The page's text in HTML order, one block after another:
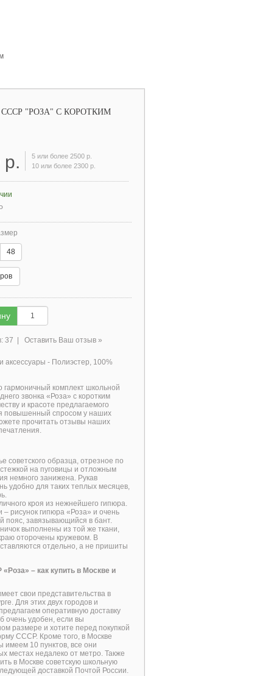
"РОЗА" С КОРОТКИМ
р.
5 или более 2500 р.
10 или более 2300 р.
48
37 Оставить Ваш отзыв »
аксессуары - Полиэстер, 100%
гармоничный комплект школьной
звонка «Роза» с коротким
и красоте предлагаемого
повышенный спросом у наших
прочитать отзывы наших
советского образца, отрезное по
на пуговицы и отложным
немного занижена. Рукав
удобно для таких теплых месяцев,
кроя из нежнейшего гипюра.
рисунок гипюра «Роза» и очень
пояс, завязывающийся в бант.
выполнены из той же ткани,
оторочены кружевом. В
отдельно, а не пришиты
«Роза» – как купить в Москве и
свои представительства в
Для этих двух городов и
оперативную доставку
очень удобен, если вы
размере и хотите перед покупкой
СССР. Кроме того, в Москве
10 пунктов, все они
местах недалеко от метро. Также
в Москве советскую школьную
доставкой Почтой России.